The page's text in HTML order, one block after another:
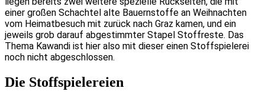
einer großen Schachtel alte Bauernstoffe an Weihnachten
vom Heimatbesuch mit zurück nach Graz kamen, und ein
jeweils grob darauf abgestimmter Stapel Stoffreste. Das
Thema Kawandi ist hier also mit dieser einen Stoffspielerei
noch nicht abgeschlossen.
Die Stoffspielereien